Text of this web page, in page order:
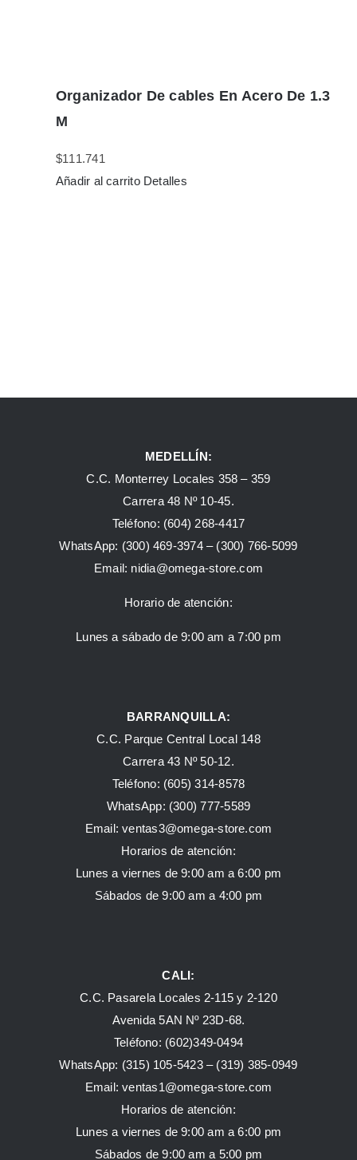
Organizador De cables En Acero De 1.3
M
$111.741
Añadir al carrito Detalles
MEDELLÍN:
C.C. Monterrey Locales 358 – 359
Carrera 48 Nº 10-45.
Teléfono: (604) 268-4417
WhatsApp: (300) 469-3974 – (300) 766-5099
Email: nidia@omega-store.com
Horario de atención:
Lunes a sábado de 9:00 am a 7:00 pm
BARRANQUILLA:
C.C. Parque Central Local 148
Carrera 43 Nº 50-12.
Teléfono: (605) 314-8578
WhatsApp: (300) 777-5589
Email: ventas3@omega-store.com
Horarios de atención:
Lunes a viernes de 9:00 am a 6:00 pm
Sábados de 9:00 am a 4:00 pm
CALI:
C.C. Pasarela Locales 2-115 y 2-120
Avenida 5AN Nº 23D-68.
Teléfono: (602)349-0494
WhatsApp: (315) 105-5423 – (319) 385-0949
Email:ventas1@omega-store.com
Horarios de atención:
Lunes a viernes de 9:00 am a 6:00 pm
Sábados de 9:00 am a 5:00 pm